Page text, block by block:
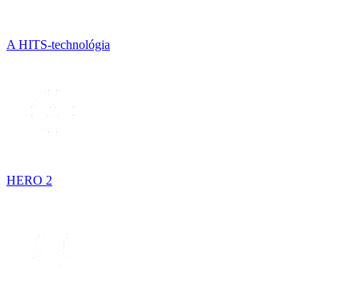
A HITS-technológia
HERO 2